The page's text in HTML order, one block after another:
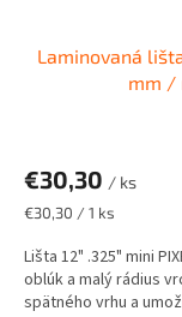
Laminovaná
mm /
€30,30 / ks
Jednotková
€30,30 / 1 ks
Lišta 12" .325" mini
oblúk a malý rádius
spätného vrhu a